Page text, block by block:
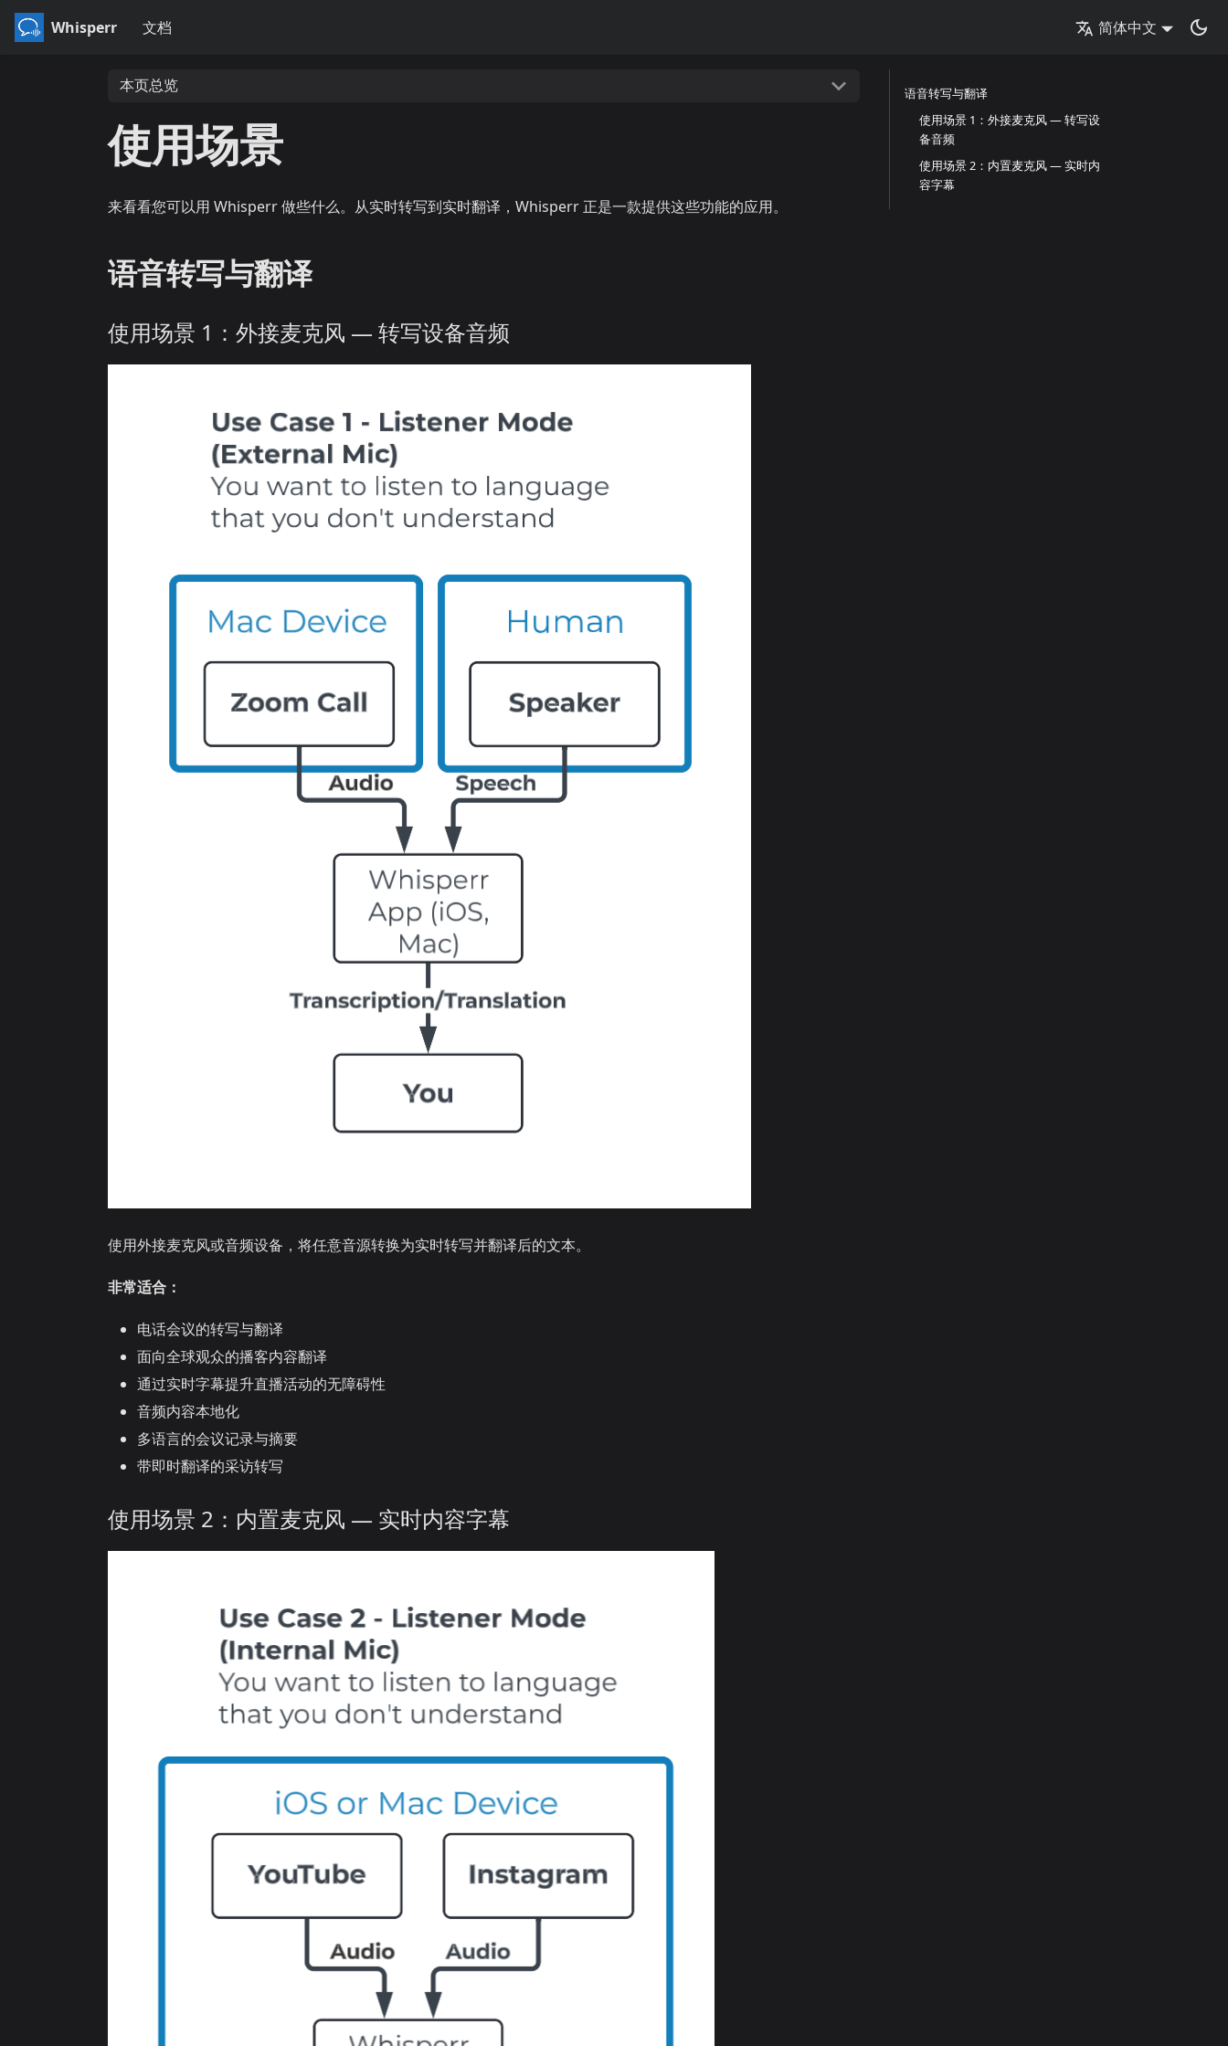
Whisperr 文档 简体中文
本页总览
使用场景
来看看您可以用 Whisperr 做些什么。从实时转写到实时翻译，Whisperr 正是一款提供这些功能的应用。
语音转写与翻译
使用场景 1：外接麦克风 — 转写设备音频
使用外接麦克风或音频设备，将任意音源转换为实时转写并翻译后的文本。
非常适合：
电话会议的转写与翻译
面向全球观众的播客内容翻译
通过实时字幕提升直播活动的无障碍性
音频内容本地化
多语言的会议记录与摘要
带即时翻译的采访转写
使用场景 2：内置麦克风 — 实时内容字幕
语音转写与翻译
使用场景 1：外接麦克风 — 转写设
备音频
使用场景 2：内置麦克风 — 实时内
容字幕